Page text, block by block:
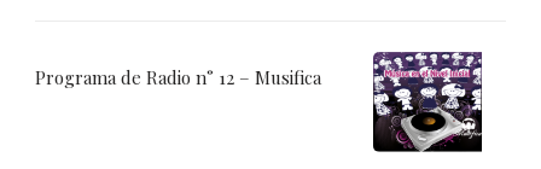
Programa de Radio n° 12 – Musifica